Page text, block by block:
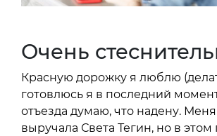
Очень
Красную дорожку я люблю
готовлюсь я в последний
отъезда думаю, что надену.
выручала Света Тегин, но в этом